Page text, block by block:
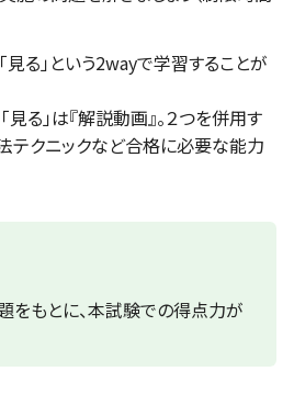
見る」という2wayで学習することが
見る」は『解説動画』。２つを併用す
テクニックなど合格に必要な能力
もとに、本試験での得点力が